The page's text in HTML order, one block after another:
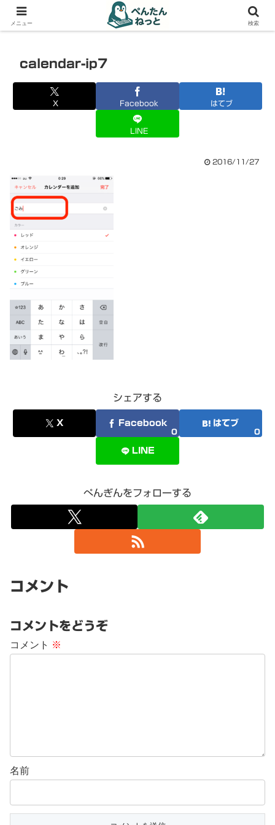
PCやガジェットの備忘録
calendar-ip7
X Facebook はてブ
LINE
2016/11/27
シェアする
X Facebook
0
はてブ
0
LINE
ぺんぎんをフォローする
コメント
コメントをどうぞ
コメント ※
名前
メニュー 検索